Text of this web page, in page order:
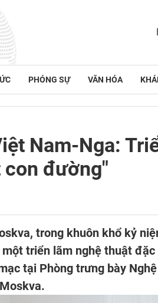
PHÓNG SỰ VĂN HÓA
Nam-Nga:
con đường"
trong khuôn khổ kỷ
triển lãm nghệ thuật
tại Phòng trưng bày